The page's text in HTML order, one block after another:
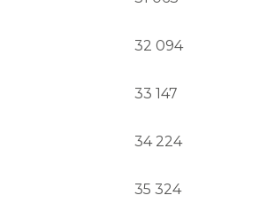
32 094
33 147
34 224
35 324